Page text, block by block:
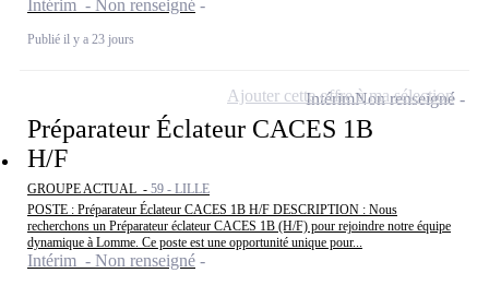
Intérim - Non renseigné
Publié il y a 23 jours
Préparateur Éclateur CACES 1B
H/F
GROUPE ACTUAL - 59 - LILLE
POSTE : Préparateur Éclateur CACES 1B H/F DESCRIPTION : Nous
recherchons un Préparateur éclateur CACES 1B (H/F) pour rejoindre notre équipe
dynamique à Lomme. Ce poste est une opportunité unique pour...
Intérim - Non renseigné
IntérimNon renseigné
Ajouter cette offre à ma sélection